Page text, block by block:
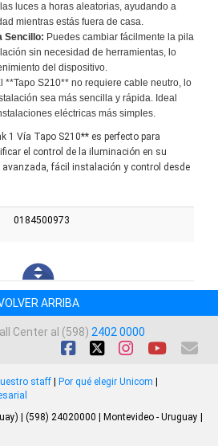
luces a horas aleatorias, ayudando a
mientras estás fuera de casa.
Sencillo: Puedes cambiar fácilmente la pila
sin necesidad de herramientas, lo
del dispositivo.
**Tapo S210** no requiere cable neutro, lo
sea más sencilla y rápida. Ideal
eléctricas más simples.
1 Vía Tapo S210** es perfecto para
el control de la iluminación en su
fácil instalación y control desde
0184500973
ARRIBA
Center al (598) 2402 0000
staff Por qué elegir Unicom
| (598) 24020000 | Montevideo - Uruguay |